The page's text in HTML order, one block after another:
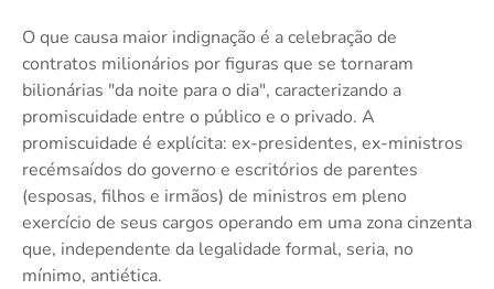
O que causa maior indignação é a celebração de
contratos milionários por figuras que se tornaram
bilionárias "da noite para o dia", caracterizando a
promiscuidade entre o público e o privado. A
promiscuidade é explícita: ex-presidentes, ex-ministros
recémsaídos do governo e escritórios de parentes
(esposas, filhos e irmãos) de ministros em pleno
exercício de seus cargos operando em uma zona cinzenta
que, independente da legalidade formal, seria, no
mínimo, antiética.